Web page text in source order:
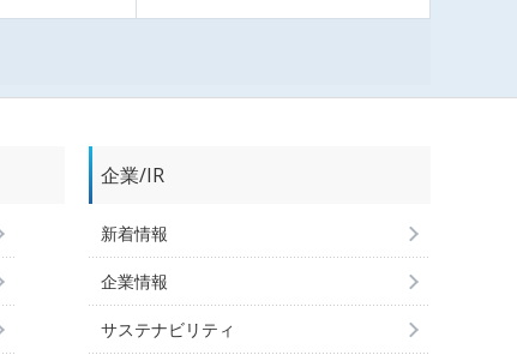
企業/IR
新着情報
企業情報
サステナビリティ